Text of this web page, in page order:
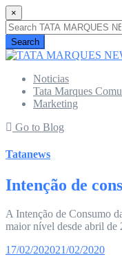
×
Search
Noticias
Tata Marques
Marketing
Go to Blog
Tatanews
Intenção de
A Intenção de Consumo
maior nível desde abril de
17/02/202021/02/2020